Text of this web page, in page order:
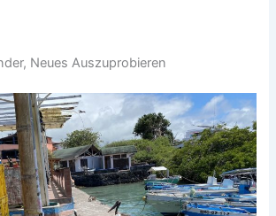
Neues Auszuprobieren